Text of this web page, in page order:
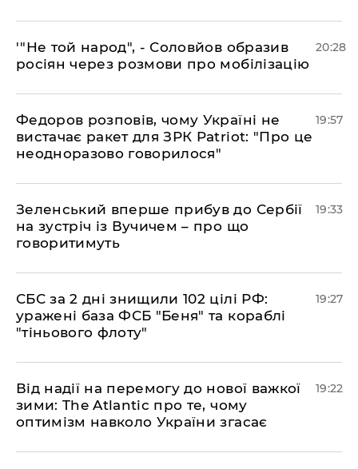
​'"Не той народ", - Соловйов образив
росіян через розмови про мобілізацію
20:28
​Федоров розповів, чому Україні не
вистачає ракет для ЗРК Patriot: "Про це
неодноразово говорилося"
19:57
​Зеленський вперше прибув до Сербії
на зустріч із Вучичем – про що
говоритимуть
19:33
​СБС за 2 дні знищили 102 цілі РФ:
уражені база ФСБ "Беня" та кораблі
"тіньового флоту"
19:27
​Від надії на перемогу до нової важкої
зими: The Atlantic про те, чому
оптимізм навколо України згасає
19:22